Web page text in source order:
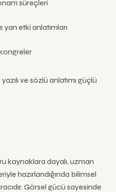
süreçleri
etki anlatımları
ve sözlü anlatımı güçlü
kaynaklara dayalı, uzman
hazırlandığında bilimsel
Görsel gücü sayesinde